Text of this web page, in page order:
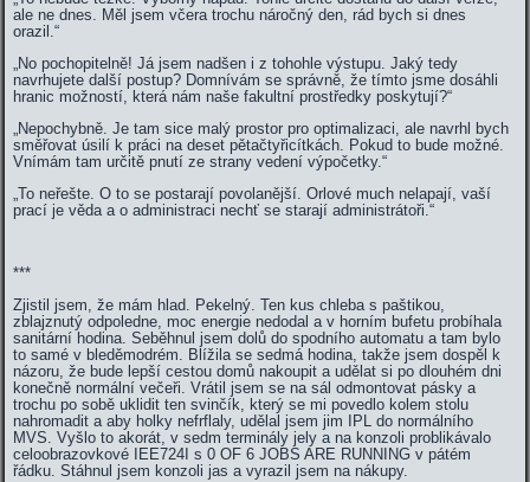
ale ne dnes. Měl jsem včera trochu náročný den, rád bych si dnes
orazil.“
„No pochopitelně! Já jsem nadšen i z tohohle výstupu. Jaký tedy
navrhujete další postup? Domnívám se správně, že tímto jsme dosáhli
hranic možností, která nám naše fakultní prostředky poskytují?“
„Nepochybně. Je tam sice malý prostor pro optimalizaci, ale navrhl bych
směřovat úsilí k práci na deset pětačtyřicítkách. Pokud to bude možné.
Vnímám tam určitě pnutí ze strany vedení výpočetky.“
„To neřešte. O to se postarají povolanější. Orlové much nelapají, vaší
prací je věda a o administraci nechť se starají administrátoři.“
***
Zjistil jsem, že mám hlad. Pekelný. Ten kus chleba s paštikou,
zblajznutý odpoledne, moc energie nedodal a v horním bufetu probíhala
sanitární hodina. Seběhnul jsem dolů do spodního automatu a tam bylo
to samé v bleděmodrém. Blížila se sedmá hodina, takže jsem dospěl k
názoru, že bude lepší cestou domů nakoupit a udělat si po dlouhém dni
konečně normální večeři. Vrátil jsem se na sál odmontovat pásky a
trochu po sobě uklidit ten svinčík, který se mi povedlo kolem stolu
nahromadit a aby holky nefrflaly, udělal jsem jim IPL do normálního
MVS. Vyšlo to akorát, v sedm terminály jely a na konzoli problikávalo
celoobrazovkové IEE724I s 0 OF 6 JOBS ARE RUNNING v pátém
řádku. Stáhnul jsem konzoli jas a vyrazil jsem na nákupy.